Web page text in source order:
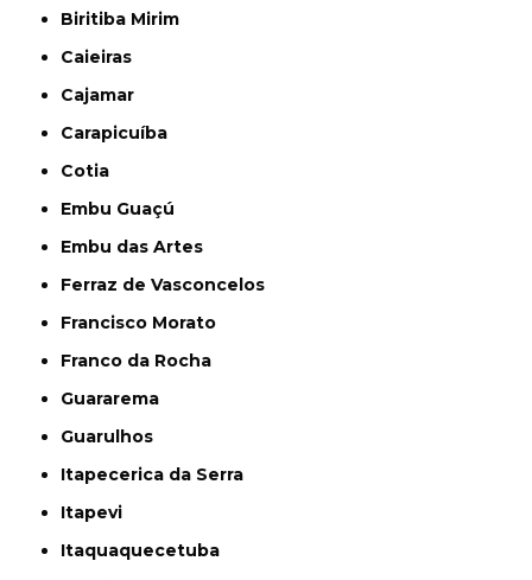
Biritiba Mirim
Caieiras
Cajamar
Carapicuíba
Cotia
Embu Guaçú
Embu das Artes
Ferraz de Vasconcelos
Francisco Morato
Franco da Rocha
Guararema
Guarulhos
Itapecerica da Serra
Itapevi
Itaquaquecetuba